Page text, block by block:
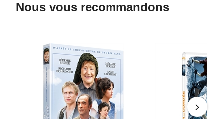
Nous vous recommandons